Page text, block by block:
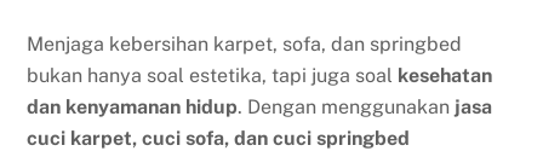
Menjaga kebersihan karpet, sofa, dan springbed
bukan hanya soal estetika, tapi juga soal kesehatan
dan kenyamanan hidup. Dengan menggunakan jasa
cuci karpet, cuci sofa, dan cuci springbed